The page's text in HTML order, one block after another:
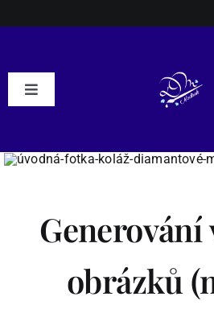
na
Toggle
Podle motivu NOVÉ
Podle rozměrů
Generování
obrázků